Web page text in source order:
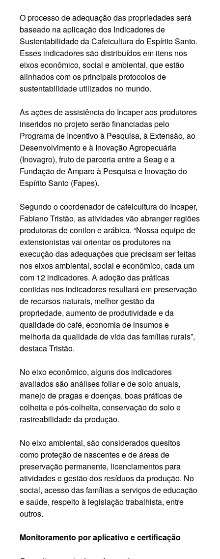
O processo de adequação das propriedades será
baseado na aplicação dos Indicadores de
Sustentabilidade da Cafeicultura do Espírito Santo.
Esses indicadores são distribuídos em itens nos
eixos econômico, social e ambiental, que estão
alinhados com os principais protocolos de
sustentabilidade utilizados no mundo.
As ações de assistência do Incaper aos produtores
inseridos no projeto serão financiadas pelo
Programa de Incentivo à Pesquisa, à Extensão, ao
Desenvolvimento e à Inovação Agropecuária
(Inovagro), fruto de parceria entre a Seag e a
Fundação de Amparo à Pesquisa e Inovação do
Espírito Santo (Fapes).
Segundo o coordenador de cafeicultura do Incaper,
Fabiano Tristão, as atividades vão abranger regiões
produtoras de conilon e arábica. “Nossa equipe de
extensionistas vai orientar os produtores na
execução das adequações que precisam ser feitas
nos eixos ambiental, social e econômico, cada um
com 12 indicadores. A adoção das práticas
contidas nos indicadores resultará em preservação
de recursos naturais, melhor gestão da
propriedade, aumento de produtividade e da
qualidade do café, economia de insumos e
melhoria da qualidade de vida das famílias rurais”,
destaca Tristão.
No eixo econômico, alguns dos indicadores
avaliados são análises foliar e de solo anuais,
manejo de pragas e doenças, boas práticas de
colheita e pós-colheita, conservação do solo e
rastreabilidade da produção.
No eixo ambiental, são considerados quesitos
como proteção de nascentes e de áreas de
preservação permanente, licenciamentos para
atividades e gestão dos resíduos da produção. No
social, acesso das famílias a serviços de educação
e saúde, respeito à legislação trabalhista, entre
outros.
Monitoramento por aplicativo e certificação